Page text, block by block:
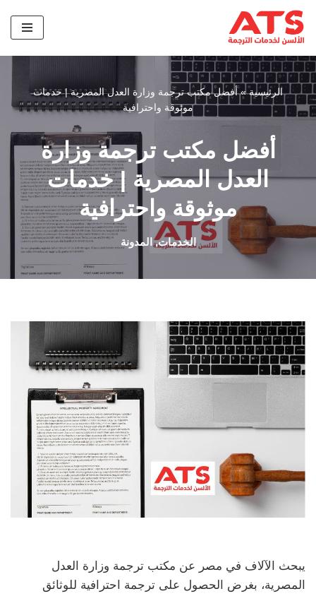
تخطى
إلى
المحتوى
الرئيسية»أفضل مكتب ترجمة وزارة العدل المصرية | خدمات
موثوقة واحترافية
أفضل مكتب ترجمة وزارة
العدل المصرية | خدمات
موثوقة واحترافية
الخدمات, المدونة
يبحث الآلاف في مصر عن مكتب ترجمة وزارة العدل
المصرية، بغرض الحصول على ترجمة احترافية للوثائق